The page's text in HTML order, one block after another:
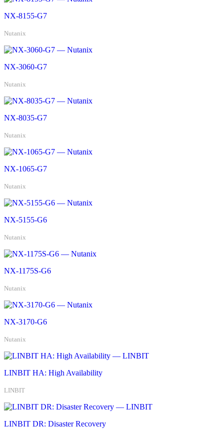
NX-8155-G7
Nutanix
NX-3060-G7
Nutanix
NX-8035-G7
Nutanix
NX-1065-G7
Nutanix
NX-5155-G6
Nutanix
NX-1175S-G6
Nutanix
NX-3170-G6
Nutanix
LINBIT HA: High Availability
LINBIT
LINBIT DR: Disaster Recovery